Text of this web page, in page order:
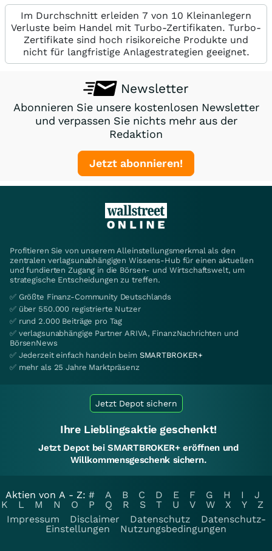
Im Durchschnitt erleiden 7 von 10 Kleinanlegern
Verluste beim Handel mit Turbo-Zertifikaten. Turbo-
Zertifikate sind hoch risikoreiche Produkte und
nicht für langfristige Anlagestrategien geeignet.
Newsletter
Abonnieren Sie unsere kostenlosen Newsletter
und verpassen Sie nichts mehr aus der
Redaktion
Jetzt abonnieren!
Profitieren Sie von unserem Alleinstellungsmerkmal als den
zentralen verlagsunabhängigen Wissens-Hub für einen aktuellen
und fundierten Zugang in die Börsen- und Wirtschaftswelt, um
strategische Entscheidungen zu treffen.
✅ Größte Finanz-Community Deutschlands
✅ über 550.000 registrierte Nutzer
✅ rund 2.000 Beiträge pro Tag
✅ verlagsunabhängige Partner ARIVA, FinanzNachrichten und
BörsenNews
✅ Jederzeit einfach handeln beim SMARTBROKER+
✅ mehr als 25 Jahre Marktpräsenz
Jetzt Depot sichern
Ihre Lieblingsaktie geschenkt!
Jetzt Depot bei SMARTBROKER+ eröffnen und
Willkommensgeschenk sichern.
Aktien von A - Z: # A B C D E F G H I
J
K
L M N O P Q R S T U V W X Y
Z
Impressum
Disclaimer Datenschutz
Datenschutz-
Einstellungen
Nutzungsbedingungen